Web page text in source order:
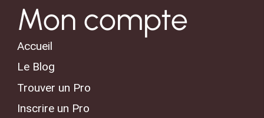
Mon compte
Accueil
Le Blog
Trouver un Pro
Inscrire un Pro